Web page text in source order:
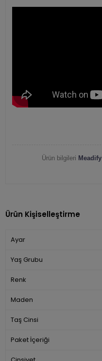
Ürün bilgileri Meadify
Ürün Kişiselleştirme
Ayar
Yaş Grubu
Renk
Maden
Taş Cinsi
Paket İçeriği